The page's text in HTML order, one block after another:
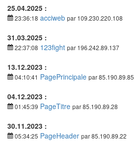
25.04.2025 :
23:36:18 acciweb par 109.230.220.108
31.03.2025 :
22:37:08 123fight par 196.242.89.137
13.12.2023 :
04:10:41 PagePrincipale par 85.190.89.85
04.12.2023 :
01:45:39 PageTitre par 85.190.89.28
30.11.2023 :
05:34:25 PageHeader par 85.190.89.22